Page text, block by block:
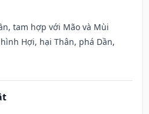
tam hợp với Mão và Mùi
Hợi, hại Thân, phá Dần,